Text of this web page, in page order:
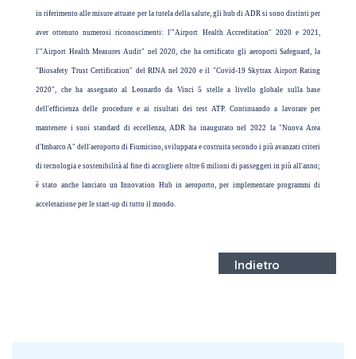
in riferimento alle misure attuate per la tutela della salute, gli hub di ADR si sono distinti per
aver ottenuto numerosi riconoscimenti: l'"Airport Health Accreditation" 2020 e 2021,
l'"Airport Health Measures Audit" nel 2020, che ha certificato gli aeroporti Safeguard, la
"Biosafety Trust Certification" del RINA nel 2020 e il "Covid-19 Skytrax Airport Rating
2020", che ha assegnato al Leonardo da Vinci 5 stelle a livello globale sulla base
dell'efficienza delle procedure e ai risultati dei test ATP. Continuando a lavorare per
mantenere i suoi standard di eccellenza, ADR ha inaugurato nel 2022 la "Nuova Area
d'Imbarco A" dell'aeroporto di Fiumicino, sviluppata e costruita secondo i più avanzati criteri
di tecnologia e sostenibilità al fine di accogliere oltre 6 milioni di passeggeri in più all'anno;
è stato anche lanciato un Innovation Hub in aeroporto, per implementare programmi di
accelerazione per le start-up di tutto il mondo.
Indietro